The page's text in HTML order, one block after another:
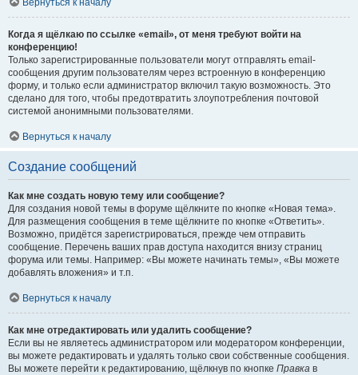
Вернуться к началу
Когда я щёлкаю по ссылке «email», от меня требуют войти на
конференцию!
Только зарегистрированные пользователи могут отправлять email-
сообщения другим пользователям через встроенную в конференцию
форму, и только если администратор включил такую возможность. Это
сделано для того, чтобы предотвратить злоупотребления почтовой
системой анонимными пользователями.
Вернуться к началу
Создание сообщений
Как мне создать новую тему или сообщение?
Для создания новой темы в форуме щёлкните по кнопке «Новая тема».
Для размещения сообщения в теме щёлкните по кнопке «Ответить».
Возможно, придётся зарегистрироваться, прежде чем отправить
сообщение. Перечень ваших прав доступа находится внизу страниц
форума или темы. Например: «Вы можете начинать темы», «Вы можете
добавлять вложения» и т.п.
Вернуться к началу
Как мне отредактировать или удалить сообщение?
Если вы не являетесь администратором или модератором конференции,
вы можете редактировать и удалять только свои собственные сообщения.
Вы можете перейти к редактированию, щёлкнув по кнопке Правка в